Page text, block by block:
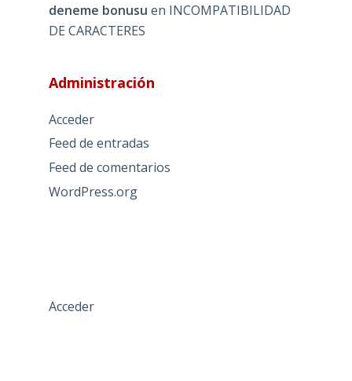
deneme bonusu en INCOMPATIBILIDAD
DE CARACTERES
Administración
Acceder
Feed de entradas
Feed de comentarios
WordPress.org
Acceder